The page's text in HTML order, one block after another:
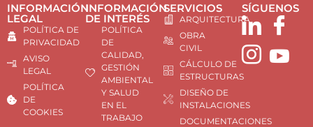
INFORMACIÓN
LEGAL
POLÍTICA DE
PRIVACIDAD
AVISO
LEGAL
POLÍTICA
DE
COOKIES
INFORMACIÓN
DE INTERÉS
POLÍTICA
DE
CALIDAD,
GESTIÓN
AMBIENTAL
Y SALUD
EN EL
TRABAJO
SERVICIOS
ARQUITECTURA
OBRA
CIVIL
CÁLCULO DE
ESTRUCTURAS
DISEÑO DE
INSTALACIONES
DOCUMENTACIONES
SÍGUENOS